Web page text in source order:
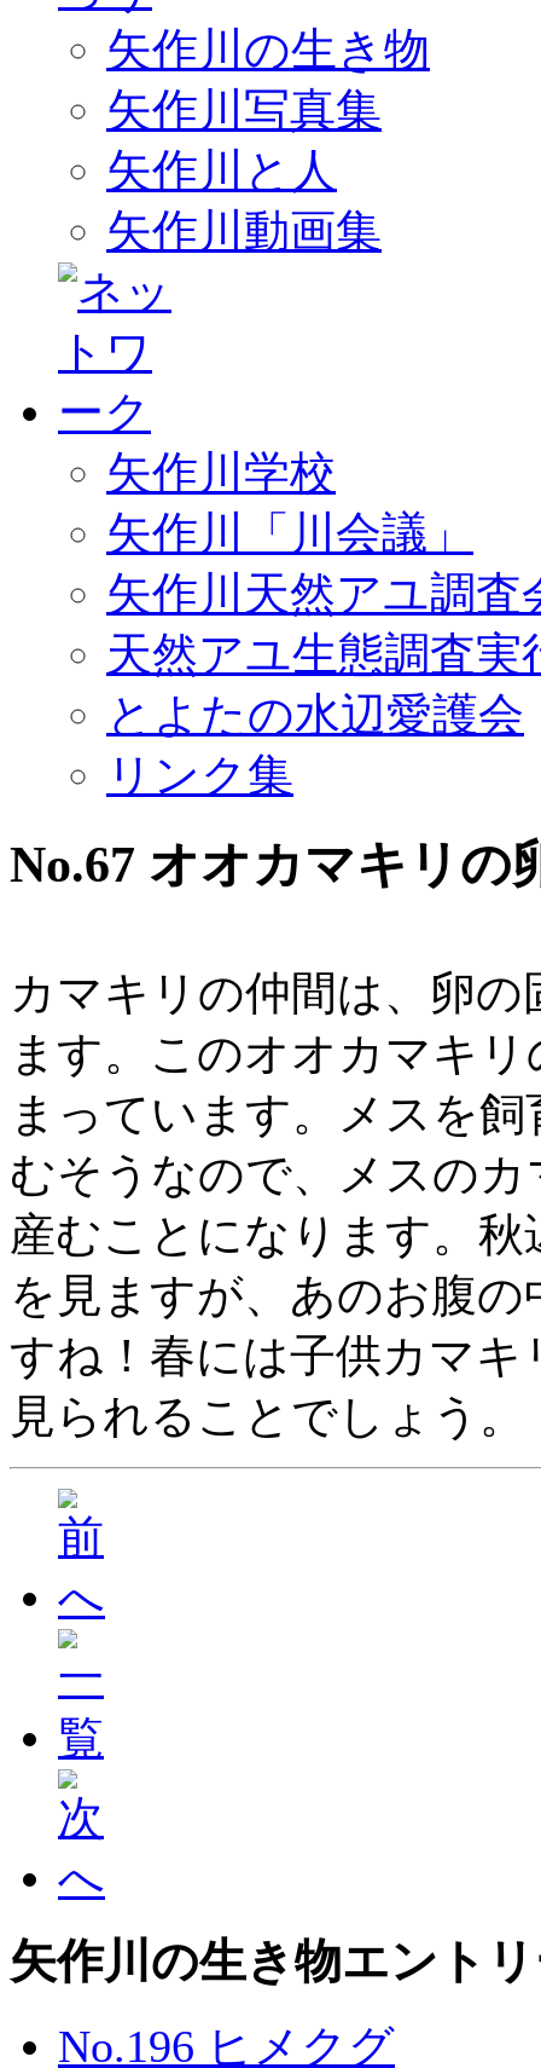
矢作川の生き物
矢作川写真集
矢作川と人
矢作川動画集
矢作川学校
矢作川「川会議」
矢作川天然アユ調査
天然アユ生態調査実
とよたの水辺愛護会
リンク集
No.67 オオカマキリの
カマキリの仲間は、卵
ます。このオオカマキ
まっています。メスを
むそうなので、メスの
産むことになります。
を見ますが、あのお腹
すね！春には子供カマ
見られることでしょう。
矢作川の生き物エント
No.196 ヒメクグ